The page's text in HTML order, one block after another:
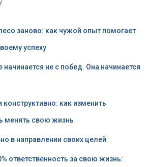
заново: как чужой опыт помогает
успеху
начинается не с побед. Она начинается
как изменить
менять свою жизнь
в направлении своих целей
ответственность за свою жизнь: